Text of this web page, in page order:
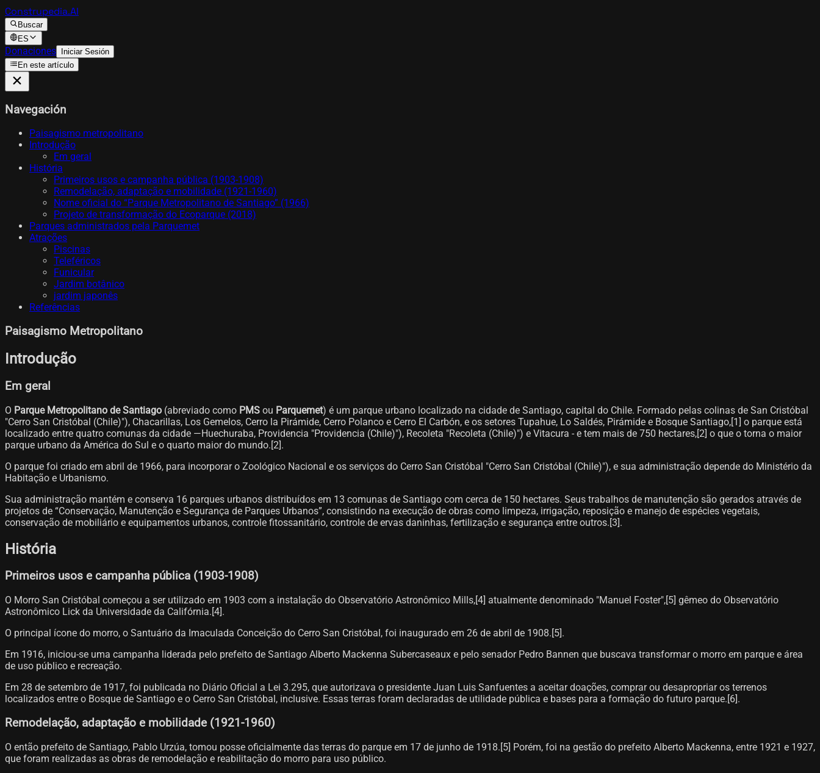
Construpedia.AI
Buscar
ES
Donaciones Iniciar Sesión
En este artículo
Navegación
Paisagismo metropolitano
Introdução
Em geral
História
Primeiros usos e campanha pública (1903-1908)
Remodelação, adaptação e mobilidade (1921-1960)
Nome oficial do “Parque Metropolitano de Santiago” (1966)
Projeto de transformação do Ecoparque (2018)
Parques administrados pela Parquemet
Atrações
Piscinas
Teleféricos
Funicular
Jardim botânico
jardim japonês
Referências
Paisagismo Metropolitano
Introdução
Em geral
O Parque Metropolitano de Santiago (abreviado como PMS ou Parquemet) é um parque urbano localizado na cidade de Santiago, capital do Chile. Formado pelas colinas de San Cristóbal
"Cerro San Cristóbal (Chile)"), Chacarillas, Los Gemelos, Cerro la Pirámide, Cerro Polanco e Cerro El Carbón, e os setores Tupahue, Lo Saldés, Pirámide e Bosque Santiago,[1] o parque está
localizado entre quatro comunas da cidade —Huechuraba, Providencia "Providencia (Chile)"), Recoleta "Recoleta (Chile)") e Vitacura - e tem mais de 750 hectares,[2]​ o que o torna o maior
parque urbano da América do Sul e o quarto maior do mundo.[2]​.
O parque foi criado em abril de 1966, para incorporar o Zoológico Nacional e os serviços do Cerro San Cristóbal "Cerro San Cristóbal (Chile)"), e sua administração depende do Ministério da
Habitação e Urbanismo.
Sua administração mantém e conserva 16 parques urbanos distribuídos em 13 comunas de Santiago com cerca de 150 hectares. Seus trabalhos de manutenção são gerados através de
projetos de “Conservação, Manutenção e Segurança de Parques Urbanos”, consistindo na execução de obras como limpeza, irrigação, reposição e manejo de espécies vegetais,
conservação de mobiliário e equipamentos urbanos, controle fitossanitário, controle de ervas daninhas, fertilização e segurança entre outros.[3]​.
História
Primeiros usos e campanha pública (1903-1908)
O Morro San Cristóbal começou a ser utilizado em 1903 com a instalação do Observatório Astronômico Mills,[4]​ atualmente denominado "Manuel Foster",[5]​ gêmeo do Observatório
Astronômico Lick da Universidade da Califórnia.[4]​.
O principal ícone do morro, o Santuário da Imaculada Conceição do Cerro San Cristóbal, foi inaugurado em 26 de abril de 1908.[5]​.
Em 1916, iniciou-se uma campanha liderada pelo prefeito de Santiago Alberto Mackenna Subercaseaux e pelo senador Pedro Bannen que buscava transformar o morro em parque e área
de uso público e recreação.
Em 28 de setembro de 1917, foi publicada no Diário Oficial a Lei 3.295, que autorizava o presidente Juan Luis Sanfuentes a aceitar doações, comprar ou desapropriar os terrenos
localizados entre o Bosque de Santiago e o Cerro San Cristóbal, inclusive. Essas terras foram declaradas de utilidade pública e bases para a formação do futuro parque.[6]​.
Remodelação, adaptação e mobilidade (1921-1960)
O então prefeito de Santiago, Pablo Urzúa, tomou posse oficialmente das terras do parque em 17 de junho de 1918.[5] Porém, foi na gestão do prefeito Alberto Mackenna, entre 1921 e 1927,
que foram realizadas as obras de remodelação e reabilitação do morro para uso público.